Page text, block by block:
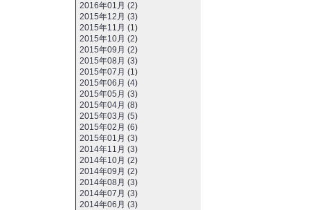
2016年01月 (2)
2015年12月 (3)
2015年11月 (1)
2015年10月 (2)
2015年09月 (2)
2015年08月 (3)
2015年07月 (1)
2015年06月 (4)
2015年05月 (3)
2015年04月 (8)
2015年03月 (5)
2015年02月 (6)
2015年01月 (3)
2014年11月 (3)
2014年10月 (2)
2014年09月 (2)
2014年08月 (3)
2014年07月 (3)
2014年06月 (3)